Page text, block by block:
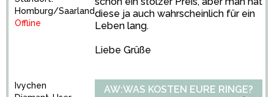
Homburg/Saarland
Offline
diese ja auch wahrscheinlich für ein
Leben lang.
Liebe Grüße
Ivychen
AW:WAS KOSTEN EURE RINGE?